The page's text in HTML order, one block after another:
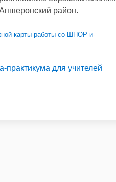
район.
карты-работы-со-ШНОР-и-
для учителей